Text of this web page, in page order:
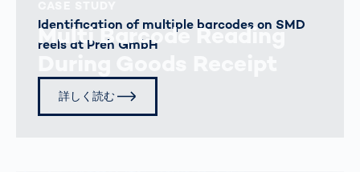
Multi Barcode Reading
Identification of multiple barcodes on SMD
reels at Preh GmbH
詳しく読む